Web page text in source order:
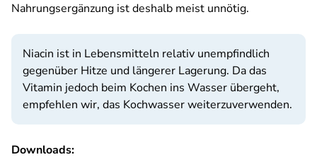
Nahrungsergänzung ist deshalb meist unnötig.
Niacin ist in Lebensmitteln relativ unempfindlich
gegenüber Hitze und längerer Lagerung. Da das
Vitamin jedoch beim Kochen ins Wasser übergeht,
empfehlen wir, das Kochwasser weiterzuverwenden.
Downloads: